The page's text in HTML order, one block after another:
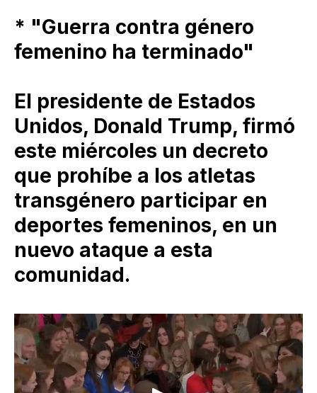
* "Guerra contra género
femenino ha terminado"
El presidente de Estados
Unidos, Donald Trump, firmó
este miércoles un decreto
que prohíbe a los atletas
transgénero participar en
deportes femeninos, en un
nuevo ataque a esta
comunidad.